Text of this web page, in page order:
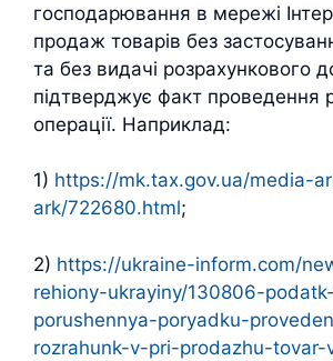
господарювання в мережі
продаж товарів без
та без видачі розрахункового
підтверджує факт проведення
операції. Наприклад:
1) https://mk.tax.gov.ua/media-
ark/722680.html;
2) https://ukraine-inform.com/
rehiony-ukrayiny/130806-
porushennya-poryadku-
rozrahunk-v-pri-prodazhu-tovar-